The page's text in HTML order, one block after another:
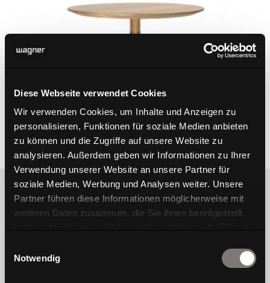
Diese Webseite verwendet Cookies
Wir verwenden Cookies, um Inhalte und Anzeigen zu
personalisieren, Funktionen für soziale Medien anbieten
zu können und die Zugriffe auf unsere Website zu
analysieren. Außerdem geben wir Informationen zu Ihrer
Verwendung unserer Website an unsere Partner für
soziale Medien, Werbung und Analysen weiter. Unsere
Partner führen diese Informationen möglicherweise mit
weiteren Daten zusammen, die Sie ihnen bereitgestellt
Notwendig
W-Table Wood coffee table
focuses on people’s well-being. For us, well-